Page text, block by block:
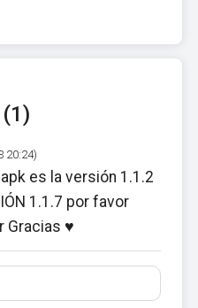
20:24)
es la versión 1.1.2
1.1.7 por favor
Gracias ♥︎
sind nicht erlaubt.